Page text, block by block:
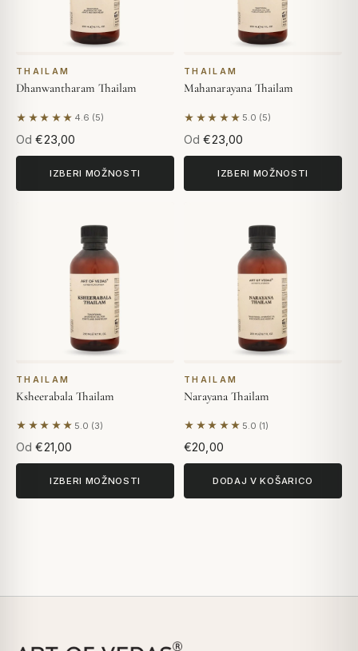
THAILAM
Dhanwantharam Thailam
★★★★★ 4.6 (5)
Na podlagi 5 mnenj
Od €23,00
IZBERI MOŽNOSTI
THAILAM
Mahanarayana Thailam
★★★★★ 5.0 (5)
Na podlagi 5 mnenj
Od €23,00
IZBERI MOŽNOSTI
THAILAM
Ksheerabala Thailam
★★★★★ 5.0 (3)
Na podlagi 3 mnenj
Od €21,00
IZBERI MOŽNOSTI
THAILAM
Narayana Thailam
★★★★★ 5.0 (1)
Na podlagi 1 mnenja
€20,00
DODAJ V KOŠARICO